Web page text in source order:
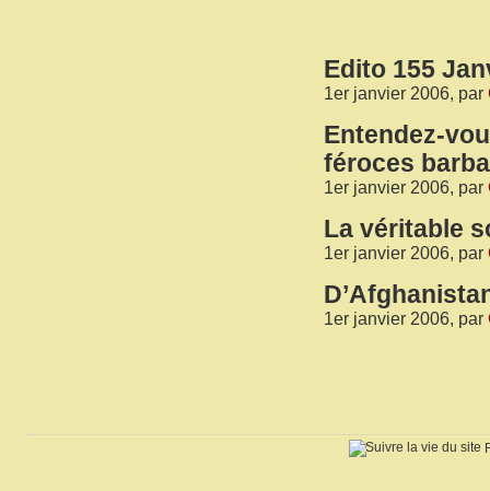
Edito 155
1er janvier 2006, par
Entendez-
féroces
1er janvier 2006, par
La véritable
1er janvier 2006, par
1er janvier 2006, par